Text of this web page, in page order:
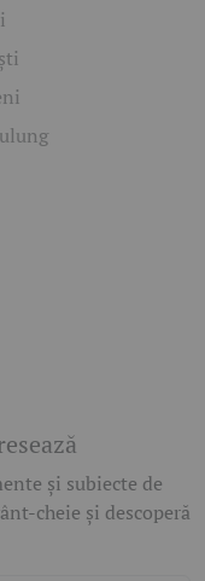
și subiecte de
cheie și descoperă